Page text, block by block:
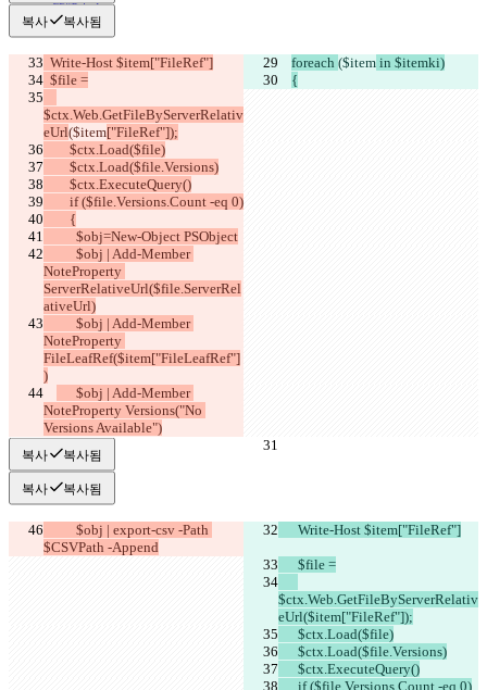
복사 복사됨
  Write-Host $item["FileRef"]
foreach ($item in $itemki)
  $file =
{
$ctx.Web.GetFileByServerRelativ
eUrl($item["FileRef"]);
        $ctx.Load($file)
        $ctx.Load($file.Versions)
        $ctx.ExecuteQuery()
        if ($file.Versions.Count -eq 0)
        {
          $obj=New-Object PSObject
NoteProperty
ServerRelativeUrl($file.ServerRel
ativeUrl)
NoteProperty
FileLeafRef($item["FileLeafRef"]
)
      $obj | Add-Member
NoteProperty Versions("No
Versions Available")
복사 복사됨
복사 복사됨
$CSVPath -Append
      Write-Host $item["FileRef"]
      $file =
$ctx.Web.GetFileByServerRelativ
eUrl($item["FileRef"]);
      $ctx.Load($file)
      $ctx.Load($file.Versions)
      $ctx.ExecuteQuery()
      if ($file.Versions.Count -eq 0)
繁體中文
한국어